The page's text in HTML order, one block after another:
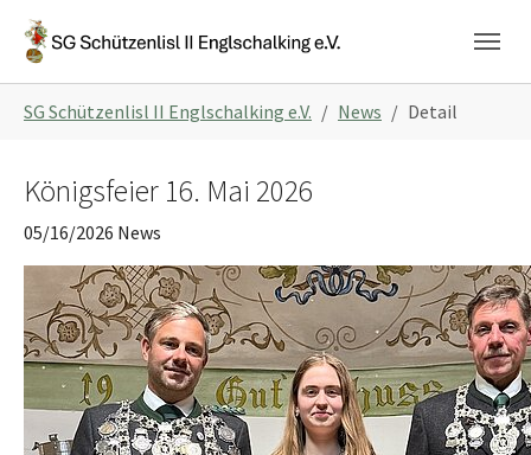
Skip to main navigation
Skip to main content
Skip to page footer
SG Schützenlisl II Englschalking e.V. News Detail
Königsfeier 16. Mai 2026
05/16/2026 News